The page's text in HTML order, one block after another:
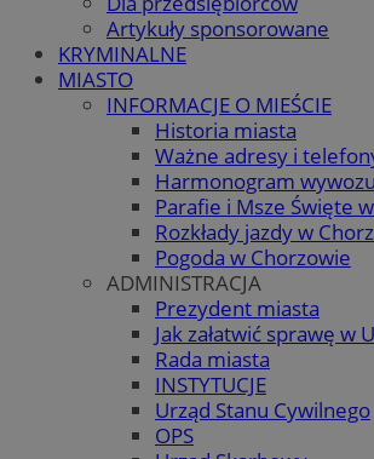
Artykuły sponsorowane
KRYMINALNE
MIASTO
INFORMACJE O MIEŚCIE
Historia miasta
Ważne adresy i
Harmonogram
Parafie i Msze Święte
Rozkłady jazdy w
Pogoda w Chorzowie
ADMINISTRACJA
Prezydent miasta
Jak załatwić sprawę w
Rada miasta
INSTYTUCJE
Urząd Stanu Cywilnego
OPS